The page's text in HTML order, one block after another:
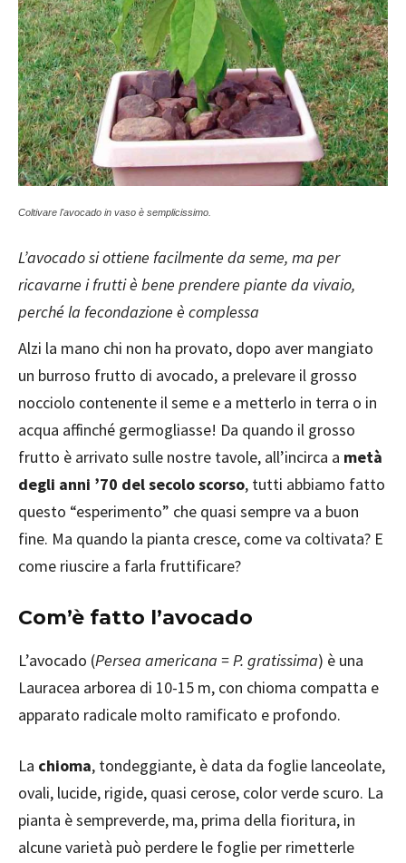
Coltivare l'avocado in vaso è semplicissimo.
L’avocado si ottiene facilmente da seme, ma per
ricavarne i frutti è bene prendere piante da vivaio,
perché la fecondazione è complessa
Alzi la mano chi non ha provato, dopo aver mangiato
un burroso frutto di avocado, a prelevare il grosso
nocciolo contenente il seme e a metterlo in terra o in
acqua affinché germogliasse! Da quando il grosso
frutto è arrivato sulle nostre tavole, all’incirca a metà
degli anni ’70 del secolo scorso, tutti abbiamo fatto
questo “esperimento” che quasi sempre va a buon
fine. Ma quando la pianta cresce, come va coltivata? E
come riuscire a farla fruttificare?
Com’è fatto l’avocado
L’avocado (Persea americana = P. gratissima) è una
Lauracea arborea di 10-15 m, con chioma compatta e
apparato radicale molto ramificato e profondo.
La chioma, tondeggiante, è data da foglie lanceolate,
ovali, lucide, rigide, quasi cerose, color verde scuro. La
pianta è sempreverde, ma, prima della fioritura, in
alcune varietà può perdere le foglie per rimetterle